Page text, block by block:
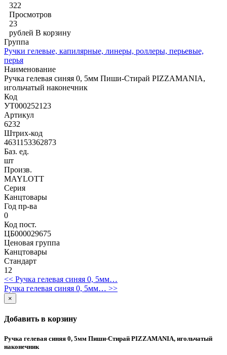
322
Просмотров
23
рублей В корзину
Группа
Ручки гелевые, капилярные, линеры, роллеры, перьевые,
перья
Наименование
Ручка гелевая синяя 0, 5мм Пиши-Стирай PIZZAMANIA,
игольчатый наконечник
Код
УТ000252123
Артикул
6232
Штрих-код
4631153362873
Баз. ед.
шт
Произв.
MAYLOTT
Серия
Канцтовары
Год пр-ва
0
Код пост.
ЦБ000029675
Ценовая группа
Канцтовары
Стандарт
12
<< Ручка гелевая синяя 0, 5мм…
Ручка гелевая синяя 0, 5мм… >>
×
Добавить в корзину
Ручка гелевая синяя 0, 5мм Пиши-Стирай PIZZAMANIA, игольчатый
наконечник